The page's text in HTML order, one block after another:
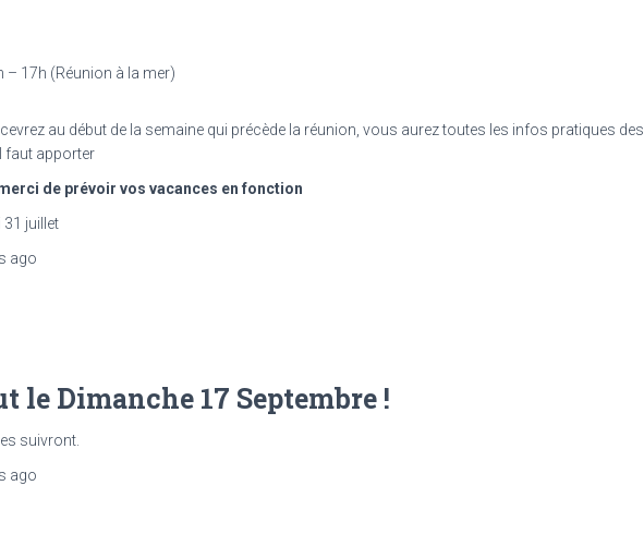
– 17h (Réunion à la mer)
au début de la semaine qui précède la réunion, vous aurez toutes les infos pratiques des
faut apporter
de prévoir vos vacances en fonction
31 juillet
ago
le Dimanche 17 Septembre !
suivront.
ago